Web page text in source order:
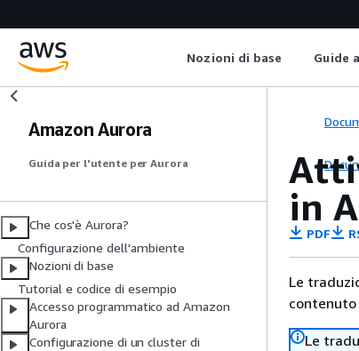
Nozioni di base Guide
Amazon Aurora
Guida per l'utente per Aurora
Che cos'è Aurora?
Configurazione dell'ambiente
Nozioni di base
Tutorial e codice di esempio
Accesso programmatico ad Amazon
Aurora
Configurazione di un cluster di
in
PDF
Le
contenuto
Le